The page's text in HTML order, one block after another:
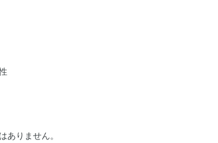
ありません。